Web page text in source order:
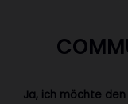
Ja, ich möchte